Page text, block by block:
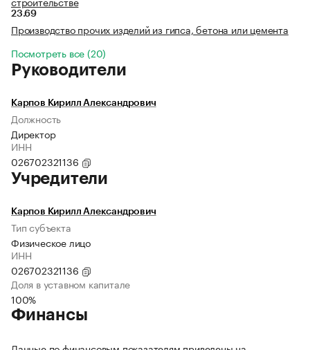
23.69
Производство прочих изделий из гипса, бетона или цемента
Посмотреть все (20)
Руководители
Карпов Кирилл Александрович
Должность
Директор
ИНН
026702321136
Учредители
Карпов Кирилл Александрович
Тип субъекта
Физическое лицо
ИНН
026702321136
Доля в уставном капитале
100%
Финансы